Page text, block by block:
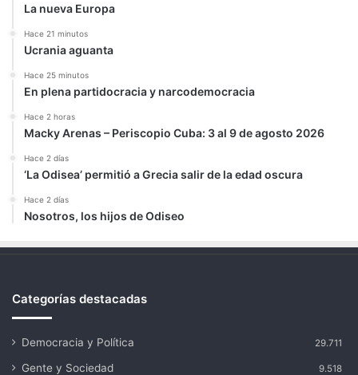
La nueva Europa
Hace 21 minutos
Ucrania aguanta
Hace 25 minutos
En plena partidocracia y narcodemocracia
Hace 2 horas
Macky Arenas – Periscopio Cuba: 3 al 9 de agosto 2026
Hace 2 días
‘La Odisea’ permitió a Grecia salir de la edad oscura
Hace 2 días
Nosotros, los hijos de Odiseo
Categorías destacadas
Democracia y Política 29.711
Gente y Sociedad 9.518